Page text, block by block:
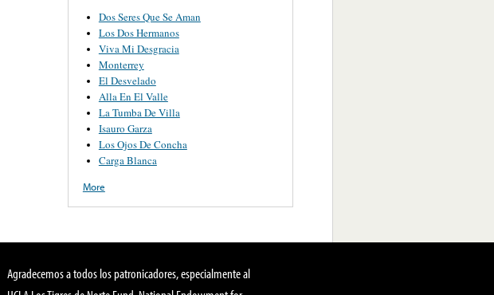
Dos Seres Que Se Aman
Los Dos Hermanos
Viva Mi Desgracia
Monterrey
El Desvelado
Alla En El Valle
La Tumba De Villa
Isauro Garza
Los Ojos De Concha
Carga Blanca
More
Agradecemos a todos los patronicadores, especialmente al